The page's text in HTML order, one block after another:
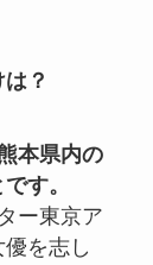
？
本県内の
す。
ー東京ア
を志し